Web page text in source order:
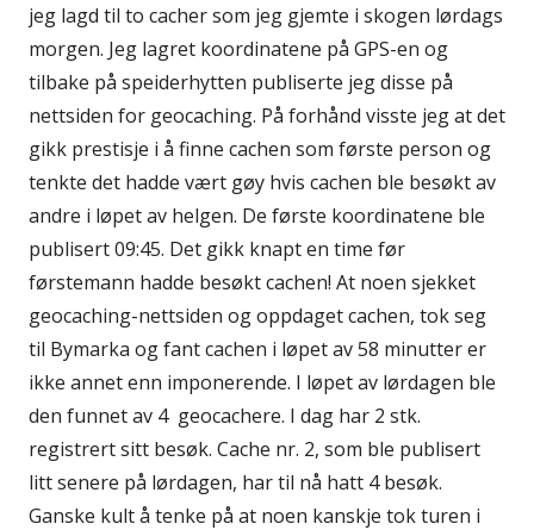
jeg lagd til to cacher som jeg gjemte i skogen lørdags
morgen. Jeg lagret koordinatene på GPS-en og
tilbake på speiderhytten publiserte jeg disse på
nettsiden for geocaching. På forhånd visste jeg at det
gikk prestisje i å finne cachen som første person og
tenkte det hadde vært gøy hvis cachen ble besøkt av
andre i løpet av helgen. De første koordinatene ble
publisert 09:45. Det gikk knapt en time før
førstemann hadde besøkt cachen! At noen sjekket
geocaching-nettsiden og oppdaget cachen, tok seg
til Bymarka og fant cachen i løpet av 58 minutter er
ikke annet enn imponerende. I løpet av lørdagen ble
den funnet av 4 geocachere. I dag har 2 stk.
registrert sitt besøk. Cache nr. 2, som ble publisert
litt senere på lørdagen, har til nå hatt 4 besøk.
Ganske kult å tenke på at noen kanskje tok turen i